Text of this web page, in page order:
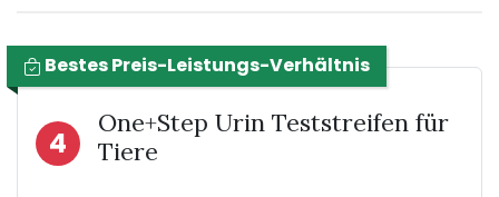
Bestes Preis-Leistungs-Verhältnis
4
One+Step Urin Teststreifen für
Tiere